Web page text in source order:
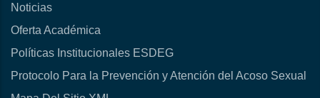
Noticias
Oferta Académica
Políticas Institucionales ESDEG
Protocolo Para la Prevención y Atención del Acoso Sexual